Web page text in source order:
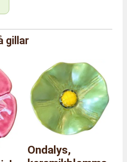
Alcobarro av Carlos Da Pilar
Ljusgrön
Längd 9 x Djup 7 x Höjd 30
cm
80 gram
30 centimeter
Portugal
gillar
Ondalys,